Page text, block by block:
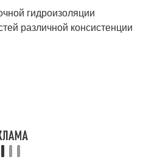
гидроизоляции
различной консистенции